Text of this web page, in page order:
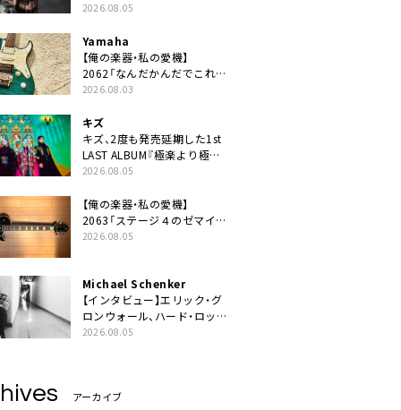
ニット・TAKARAがデビュー
2026.08.05
Yamaha
【俺の楽器・私の愛機】
2062「なんだかんだでこれが
1番」
2026.08.03
キズ
キズ、2度も発売延期した1st
LAST ALBUM『極楽より極上
の雨』遂にリリース。収録曲
2026.08.05
【俺の楽器・私の愛機】
2063「ステージ４のゼマイテ
ィス。」
2026.08.05
Michael Schenker
【インタビュー】エリック・グ
ロンウォール、ハード・ロック
の今を代表する魂のボーカリ
2026.08.05
アーカイブ